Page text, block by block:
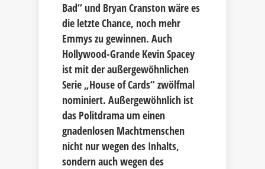
Bad“ und Bryan Cranston wäre es
die letzte Chance, noch mehr
Emmys zu gewinnen. Auch
Hollywood-Grande Kevin Spacey
ist mit der außergewöhnlichen
Serie „House of Cards“ zwölfmal
nominiert. Außergewöhnlich ist
das Politdrama um einen
gnadenlosen Machtmenschen
nicht nur wegen des Inhalts,
sondern auch wegen des